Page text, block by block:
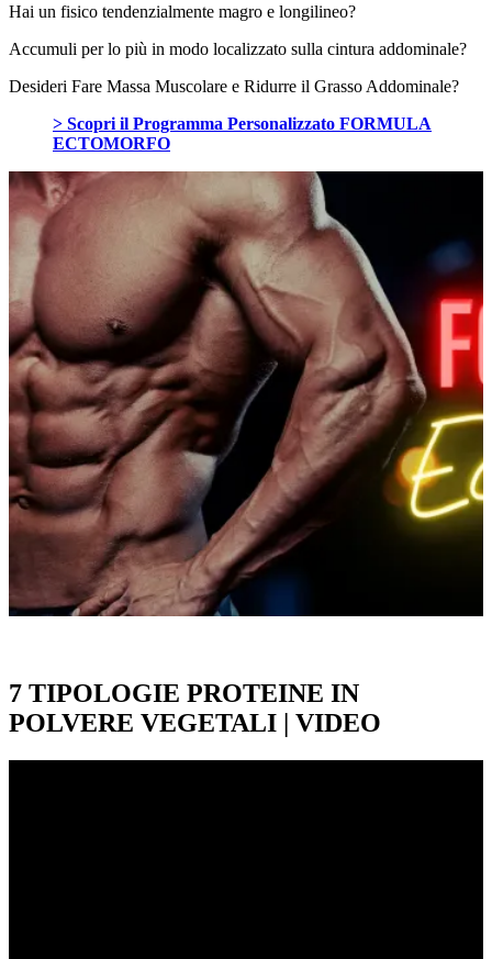
Hai un fisico tendenzialmente magro e longilineo?
Accumuli per lo più in modo localizzato sulla cintura addominale?
Desideri Fare Massa Muscolare e Ridurre il Grasso Addominale?
> Scopri il Programma Personalizzato FORMULA
ECTOMORFO
7 TIPOLOGIE PROTEINE IN
POLVERE VEGETALI | VIDEO